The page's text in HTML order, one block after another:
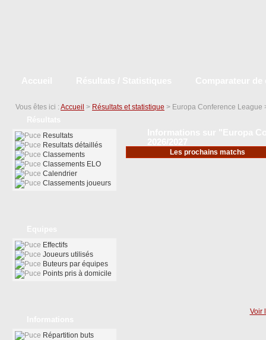
Vous êtes ici : Accueil > Résultats et statistique > Europa Conference League
Les prochains matchs
Voir
Resultats
Resultats détaillés
Classements
Classements ELO
Calendrier
Classements joueurs
Effectifs
Joueurs utilisés
Buteurs par équipes
Points pris à domicile
Répartition buts